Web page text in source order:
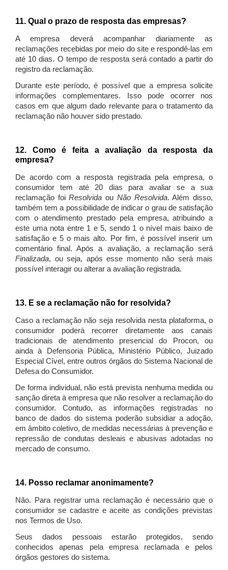
11. Qual o prazo de resposta das empresas?
A empresa deverá acompanhar diariamente as
reclamações recebidas por meio do site e respondê-las em
até 10 dias. O tempo de resposta será contado a partir do
registro da reclamação.
Durante este período, é possível que a empresa solicite
informações complementares. Isso pode ocorrer nos
casos em que algum dado relevante para o tratamento da
reclamação não houver sido prestado.
12. Como é feita a avaliação da resposta da
empresa?
De acordo com a resposta registrada pela empresa, o
consumidor tem até 20 dias para avaliar se a sua
reclamação foiResolvida ou Não Resolvida. Além disso,
também tem a possibilidade de indicar o grau de satisfação
com o atendimento prestado pela empresa, atribuindo a
este uma nota entre 1 e 5, sendo 1 o nível mais baixo de
satisfação e 5 o mais alto. Por fim, é possível inserir um
comentário final. Após a avaliação, a reclamação será
Finalizada, ou seja, após esse momento não será mais
possível interagir ou alterar a avaliação registrada.
13. E se a reclamação não for resolvida?
Caso a reclamação não seja resolvida nesta plataforma, o
consumidor poderá recorrer diretamente aos canais
tradicionais de atendimento presencial do Procon, ou
ainda à Defensoria Pública, Ministério Público, Juizado
Especial Cível, entre outros órgãos do Sistema Nacional de
Defesa do Consumidor.
De forma individual, não está prevista nenhuma medida ou
sanção direta à empresa que não resolver a reclamação do
consumidor. Contudo, as informações registradas no
banco de dados do sistema poderão subsidiar a adoção,
em âmbito coletivo, de medidas necessárias à prevenção e
repressão de condutas desleais e abusivas adotadas no
mercado de consumo.
14. Posso reclamar anonimamente?
Não. Para registrar uma reclamação é necessário que o
consumidor se cadastre e aceite as condições previstas
nos Termos de Uso.
Seus dados pessoais estarão protegidos, sendo
conhecidos apenas pela empresa reclamada e pelos
órgãos gestores do sistema.